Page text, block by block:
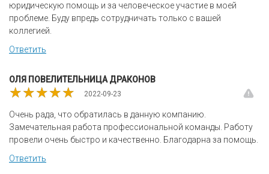
юридическую помощь и за человеческое участие в моей
проблеме. Буду впредь сотрудничать только с вашей
коллегией.
Ответить
ОЛЯ ПОВЕЛИТЕЛЬНИЦА ДРАКОНОВ
2022-09-23
★★★★★
★★★★★
★★★★★
Очень рада, что обратилась в данную компанию.
Замечательная работа профессиональной команды. Работу
провели очень быстро и качественно. Благодарна за помощь.
Ответить